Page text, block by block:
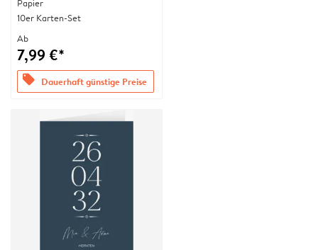
Papier
10er Karten-Set
Ab
7,99 €*
offers Dauerhaft günstige Preise